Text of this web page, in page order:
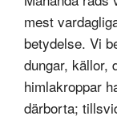
mest
betydelse. Vi
dungar, källor,
himlakroppar
därborta;